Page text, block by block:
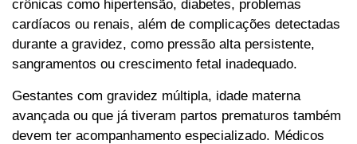
crônicas como hipertensão, diabetes, problemas
cardíacos ou renais, além de complicações detectadas
durante a gravidez, como pressão alta persistente,
sangramentos ou crescimento fetal inadequado.
Gestantes com gravidez múltipla, idade materna
avançada ou que já tiveram partos prematuros também
devem ter acompanhamento especializado. Médicos